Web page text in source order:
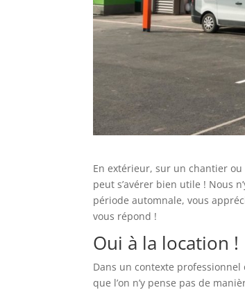
En extérieur, sur un chantier
peut s’avérer bien utile ! Nous
période automnale, vous
vous répond !
Oui à la location !
Dans un contexte
que l’on n’y pense pas de